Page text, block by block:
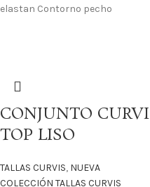
elastan Contorno pecho
CONJUNTO CURVI
TOP LISO
TALLAS CURVIS, NUEVA
COLECCIÓN TALLAS CURVIS